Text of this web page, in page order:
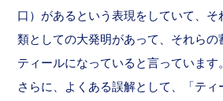
口）があるという表現をしていて、そ
類としての大発明があって、それら
ティールになっていると言っています。
さらに、よくある誤解として、「テ